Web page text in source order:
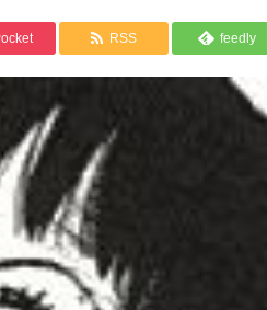
RSS feedly